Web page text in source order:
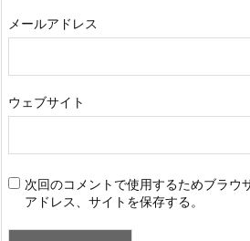
メールアドレス
ウェブサイト
次回のコメントで使用するためブラウ
アドレス、サイトを保存する。